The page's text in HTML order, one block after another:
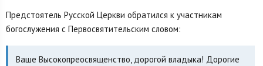
Предстоятель Русской Церкви обратился к участникам
богослужения с Первосвятительским словом:
Ваше Высокопреосвященство, дорогой владыка! Дорогие